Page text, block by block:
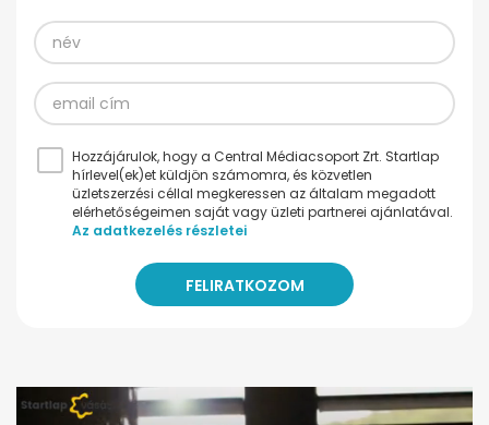
Hozzájárulok, hogy a Central Médiacsoport Zrt. Startlap
hírlevel(ek)et küldjön számomra, és közvetlen
üzletszerzési céllal megkeressen az általam megadott
elérhetőségeimen saját vagy üzleti partnerei ajánlatával.
Az adatkezelés részletei